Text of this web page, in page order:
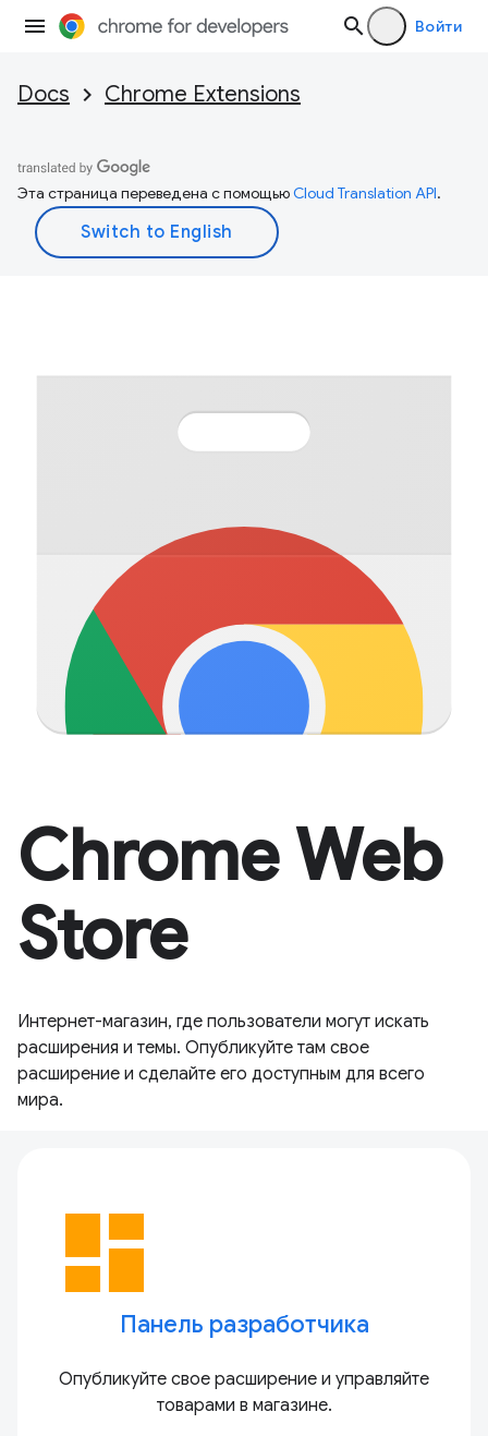
Войти
Docs Chrome Extensions
Эта страница переведена с помощьюCloud Translation API.
Chrome Web
Store
Интернет-магазин, где пользователи могут искать
расширения и темы. Опубликуйте там свое
расширение и сделайте его доступным для всего
мира.
dashboard
Панель разработчика
Опубликуйте свое расширение и управляйте
товарами в магазине.